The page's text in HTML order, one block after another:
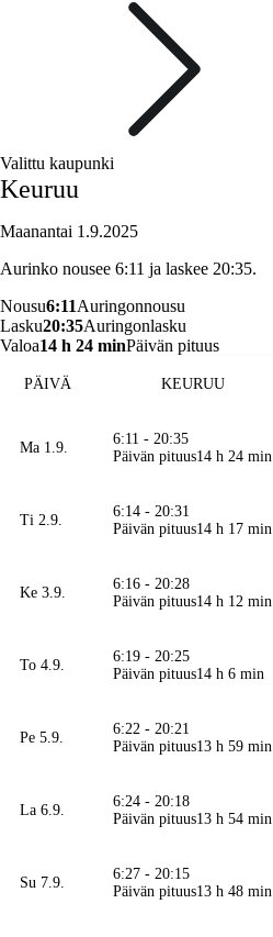
Valittu kaupunki
Keuruu
Maanantai 1.9.2025
Aurinko nousee 6:11 ja laskee 20:35.
Nousu6:11Auringonnousu
Lasku20:35Auringonlasku
Valoa14 h 24 minPäivän pituus
PÄIVÄ KEURUU
Ma 1.9.
6:11 - 20:35
Päivän pituus14 h 24 min
Ti 2.9.
6:14 - 20:31
Päivän pituus14 h 17 min
Ke 3.9.
6:16 - 20:28
Päivän pituus14 h 12 min
To 4.9.
6:19 - 20:25
Päivän pituus14 h 6 min
Pe 5.9.
6:22 - 20:21
Päivän pituus13 h 59 min
La 6.9.
6:24 - 20:18
Päivän pituus13 h 54 min
Su 7.9.
6:27 - 20:15
Päivän pituus13 h 48 min